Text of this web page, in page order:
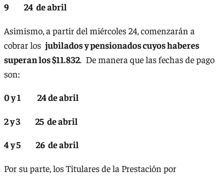
9 24 de abril
Asimismo, a partir del miércoles 24, comenzarán a
cobrar los jubilados y pensionados cuyos haberes
superan los $11.832. De manera que las fechas de pago
son:
0 y 1 24 de abril
2 y 3 25 de abril
4 y 5 26 de abril
Por su parte, los Titulares de la Prestación por